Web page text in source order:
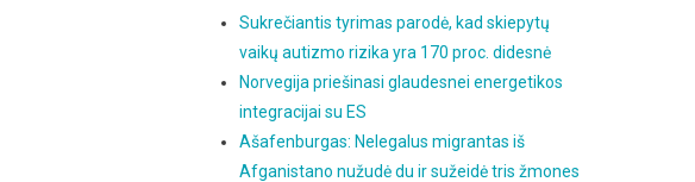
Sukrečiantis tyrimas parodė, kad skiepytų
vaikų autizmo rizika yra 170 proc. didesnė
Norvegija priešinasi glaudesnei energetikos
integracijai su ES
Ašafenburgas: Nelegalus migrantas iš
Afganistano nužudė du ir sužeidė tris žmones